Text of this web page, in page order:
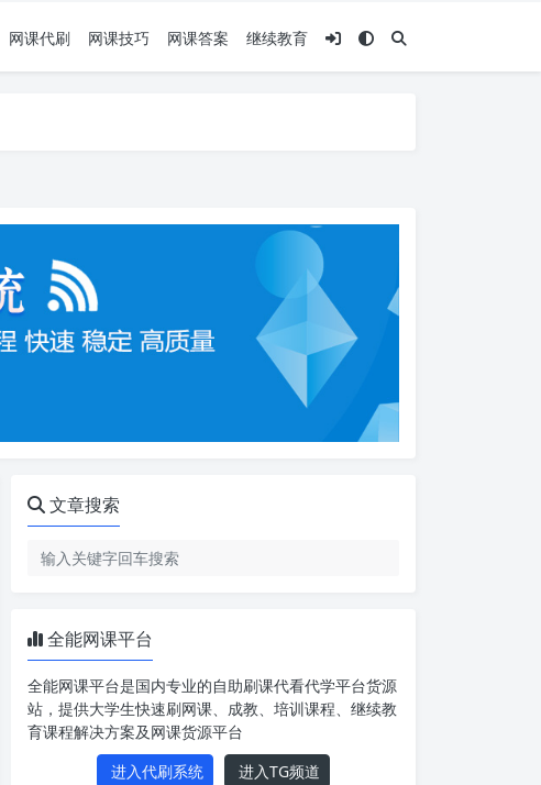
网课代刷 网课技巧 网课答案 继续教育
文章搜索
全能网课平台
全能网课平台是国内专业的自助刷课代看代学平台货源
站，提供大学生快速刷网课、成教、培训课程、继续教
育课程解决方案及网课货源平台
进入代刷系统
进入TG频道